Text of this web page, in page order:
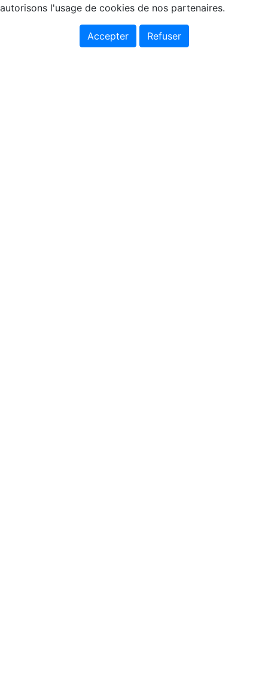
autorisons l'usage de cookies de nos partenaires.
Accepter Refuser